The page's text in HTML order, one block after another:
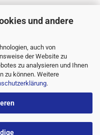
und andere
auch von
der Website zu
zu analysieren und Ihnen
zu können. Weitere
.